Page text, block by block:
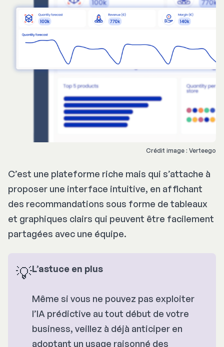
Crédit image : Verteego
C’est une plateforme riche mais qui s’attache à
proposer une interface intuitive, en affichant
des recommandations sous forme de tableaux
et graphiques clairs qui peuvent être facilement
partagées avec une équipe.
💡L’astuce en plus
Même si vous ne pouvez pas exploiter
l’IA prédictive au tout début de votre
business, veillez à déjà anticiper en
adoptant un usage raisonné des